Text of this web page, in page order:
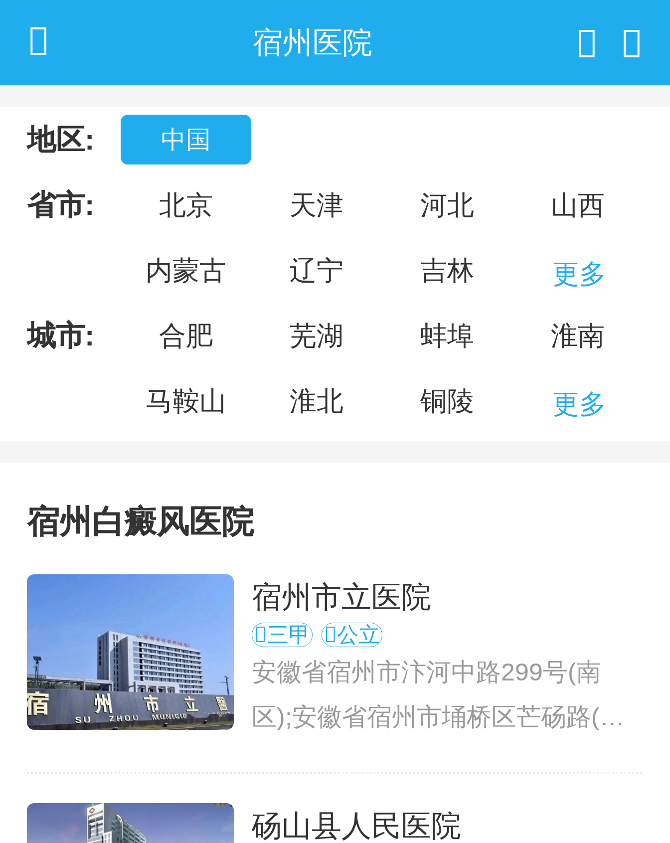
宿州医院
地区: 中国
省市: 北京 天津 河北 山西
内蒙古 辽宁 吉林 更多
城市: 合肥 芜湖 蚌埠 淮南
马鞍山 淮北 铜陵 更多
宿州白癜风医院
宿州市立医院
三甲 公立
安徽省宿州市汴河中路299号(南
区);安徽省宿州市埇桥区芒砀路(北
砀山县人民医院